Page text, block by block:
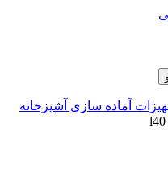
آماده سازی آشپزخانه